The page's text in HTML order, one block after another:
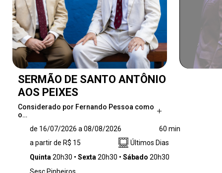
SERMÃO DE SANTO ANTÔNIO
AOS PEIXES
Considerado por Fernando Pessoa como
o…
Imperador da língua portuguesa, Vieira
concebeu no Sermão de Santo Antônio aos
Peixes um texto que revela a suas
de 16/07/2026 a 08/08/2026
60 min
a partir de R$ 15
Últimos Dias
Quinta 20h30 Sexta 20h30 Sábado 20h30